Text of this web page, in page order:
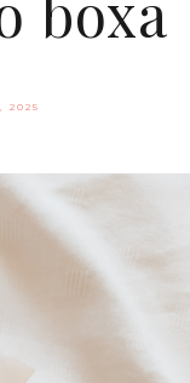
2025